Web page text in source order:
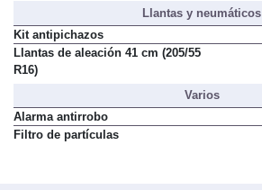
Llantas y neumáticos
Kit antipichazos
Llantas de aleación 41 cm (205/55
R16)
Varios
Alarma antirrobo
Filtro de partículas